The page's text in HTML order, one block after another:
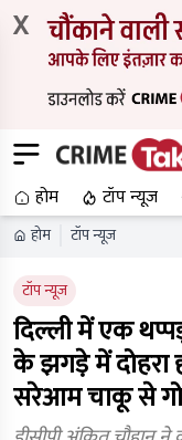
X
होम टॉप न्यूज
होम टॉप न्यूज
टॉप न्यूज
दिल्ली में एक
के झगड़े में दोहरा
सरेआम चाकू से